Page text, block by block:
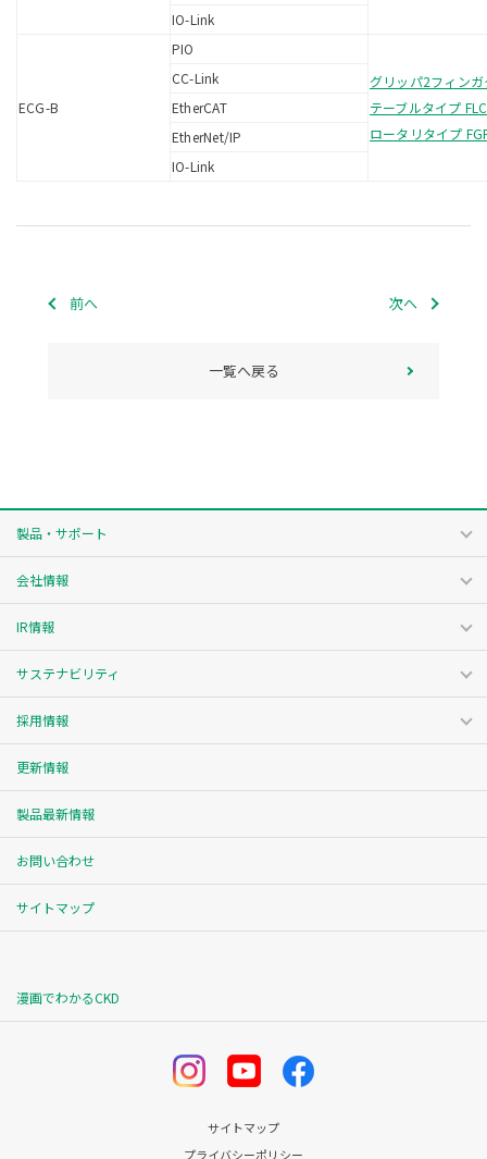
IO-Link
ECG-B
PIO
グリッパ2フィン
テーブルタイプ
ロータリタイプ
CC-Link
EtherCAT
EtherNet/IP
IO-Link
前へ 次へ
一覧へ戻る
製品・サポート
会社情報
IR情報
サステナビリティ
採用情報
更新情報
製品最新情報
お問い合わせ
サイトマップ
漫画でわかるCKD
サイトマップ
プライバシーポリシー